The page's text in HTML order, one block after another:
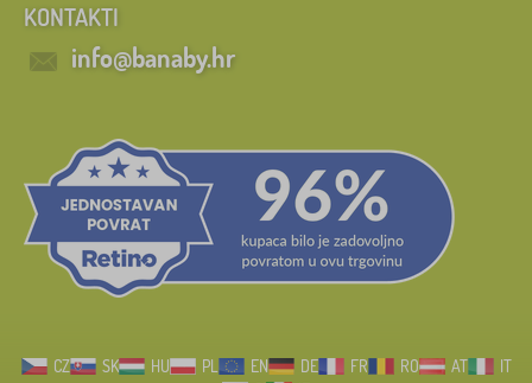
KONTAKTI
info@banaby.hr
CZ SK HU PL EN DE FR RO AT
IT